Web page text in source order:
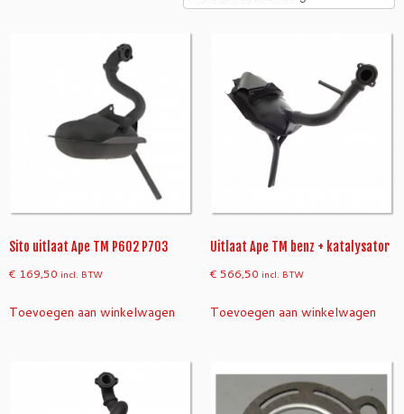
Sito uitlaat Ape TM P602 P703
€ 169,50 incl. BTW
Toevoegen aan winkelwagen
Uitlaat Ape TM benz + katalysator
€ 566,50 incl. BTW
Toevoegen aan winkelwagen